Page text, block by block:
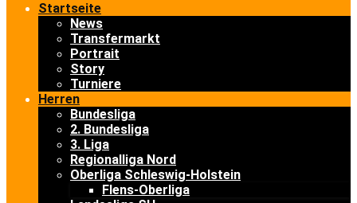
Startseite
News
Transfermarkt
Portrait
Story
Turniere
Herren
Bundesliga
2. Bundesliga
3. Liga
Regionalliga Nord
Oberliga Schleswig-Holstein
Flens-Oberliga